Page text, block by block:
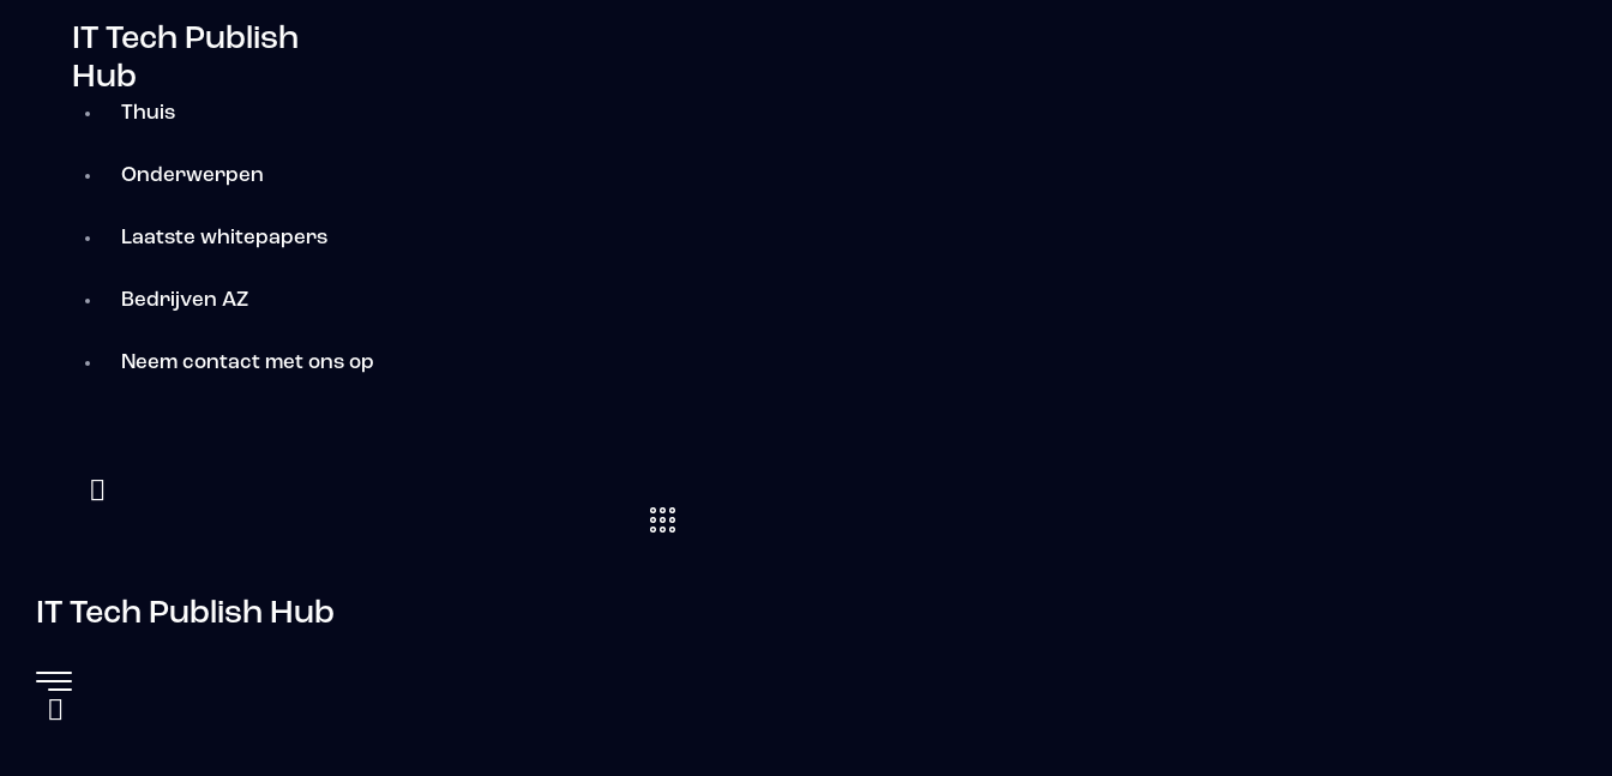
IT Tech Publish
Hub
Thuis
Onderwerpen
Laatste whitepapers
Bedrijven AZ
Neem contact met ons op
IT Tech Publish Hub